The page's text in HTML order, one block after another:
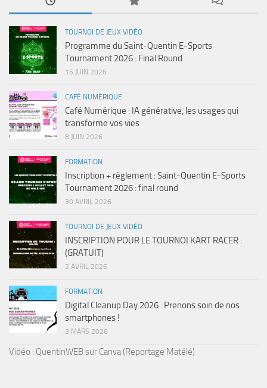
TOURNOI DE JEUX VIDÉO
Programme du Saint-Quentin E-Sports
Tournament 2026 : Final Round
15 JUIN 2026
CAFÉ NUMÉRIQUE
Café Numérique : IA générative, les usages qui
transforme vos vies
8 JUIN 2026
FORMATION
Inscription + règlement : Saint-Quentin E-Sports
Tournament 2026 : final round
30 AVRIL 2026
TOURNOI DE JEUX VIDÉO
INSCRIPTION POUR LE TOURNOI KART RACER :
(GRATUIT)
2 AVRIL 2026
FORMATION
Digital Cleanup Day 2026 : Prenons soin de nos
smartphones !
3 MARS 2026
Vidéo : QuentinWEB sur Canva (Reportage Matélé)